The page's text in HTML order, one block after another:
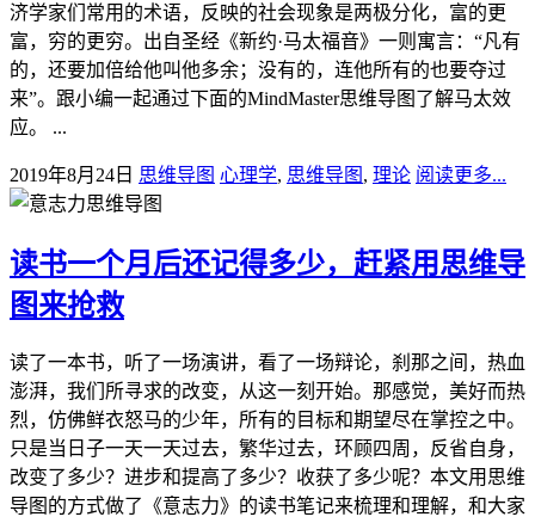
济学家们常用的术语，反映的社会现象是两极分化，富的更
富，穷的更穷。出自圣经《新约·马太福音》一则寓言：“凡有
的，还要加倍给他叫他多余；没有的，连他所有的也要夺过
来”。跟小编一起通过下面的MindMaster思维导图了解马太效
应。 ...
2019年8月24日 思维导图 心理学, 思维导图 , 理论 阅读更多...
读书一个月后还记得多少，赶紧用思维导
图来抢救
读了一本书，听了一场演讲，看了一场辩论，刹那之间，热血
澎湃，我们所寻求的改变，从这一刻开始。那感觉，美好而热
烈，仿佛鲜衣怒马的少年，所有的目标和期望尽在掌控之中。
只是当日子一天一天过去，繁华过去，环顾四周，反省自身，
改变了多少？进步和提高了多少？收获了多少呢？本文用思维
导图的方式做了《意志力》的读书笔记来梳理和理解，和大家